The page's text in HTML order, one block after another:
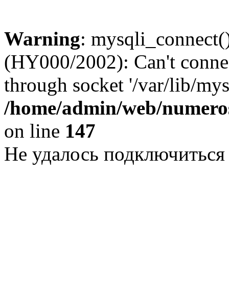
Warning:
(HY000/2002): Can't
through socket '/var/lib/
/home/admin/web/
on line 147
Не удалось